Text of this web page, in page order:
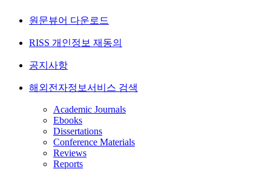
원문뷰어 다운로드
RISS 개인정보 재동의
공지사항
해외전자정보서비스 검색
Academic Journals
Ebooks
Dissertations
Conference Materials
Reviews
Reports